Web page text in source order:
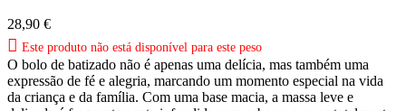
28,90 €
 Este produto não está disponível para este peso
O bolo de batizado não é apenas uma delícia, mas também uma
expressão de fé e alegria, marcando um momento especial na vida
da criança e da família. Com uma base macia, a massa leve e